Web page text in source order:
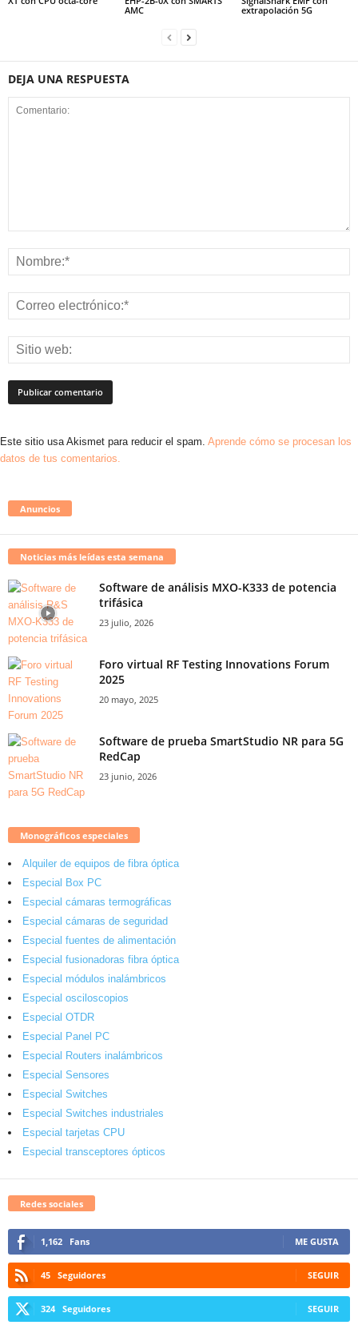
AMC
extrapolación 5G
DEJA UNA RESPUESTA
Este sitio usa Akismet para reducir el spam. Aprende cómo se procesan los
datos de tus comentarios.
Anuncios
Noticias más leídas esta semana
Software de análisis MXO-K333 de potencia
trifásica
23 julio, 2026
Foro virtual RF Testing Innovations Forum
2025
20 mayo, 2025
Software de prueba SmartStudio NR para 5G
RedCap
23 junio, 2026
Monográficos especiales
Alquiler de equipos de fibra óptica
Especial Box PC
Especial cámaras termográficas
Especial cámaras de seguridad
Especial fuentes de alimentación
Especial fusionadoras fibra óptica
Especial módulos inalámbricos
Especial osciloscopios
Especial OTDR
Especial Panel PC
Especial Routers inalámbricos
Especial Sensores
Especial Switches
Especial Switches industriales
Especial tarjetas CPU
Especial transceptores ópticos
Redes sociales
1,162 Fans ME GUSTA
45 Seguidores SEGUIR
324 Seguidores SEGUIR